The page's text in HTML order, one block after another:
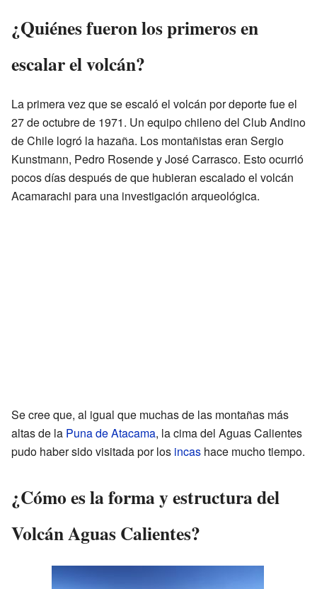
¿Quiénes fueron los primeros en
escalar el volcán?
La primera vez que se escaló el volcán por deporte fue el
27 de octubre de 1971. Un equipo chileno del Club Andino
de Chile logró la hazaña. Los montañistas eran Sergio
Kunstmann, Pedro Rosende y José Carrasco. Esto ocurrió
pocos días después de que hubieran escalado el volcán
Acamarachi para una investigación arqueológica.
Se cree que, al igual que muchas de las montañas más
altas de la Puna de Atacama, la cima del Aguas Calientes
pudo haber sido visitada por los incas hace mucho tiempo.
¿Cómo es la forma y estructura del
Volcán Aguas Calientes?